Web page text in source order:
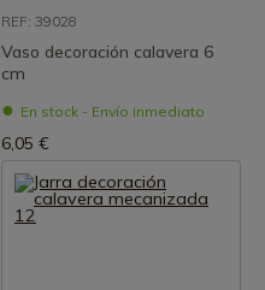
REF: 39028
Vaso decoración calavera 6
cm
En stock - Envío inmediato
6,05 €